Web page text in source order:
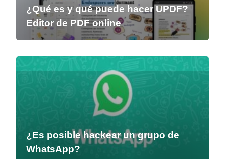
¿Qué es y qué puede hacer UPDF?
Editor de PDF online
¿Es posible hackear un grupo de
WhatsApp?